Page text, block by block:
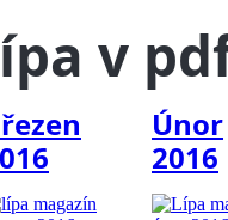
v
Únor
2016